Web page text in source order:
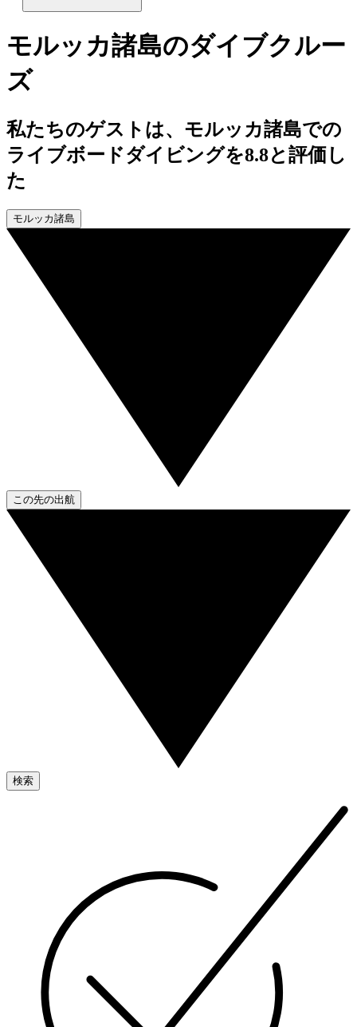
モルッカ諸島のダイブクルー
ズ
私たちのゲストは、モルッカ諸島での
ライブボードダイビングを8.8と評価し
た
モルッカ諸島
この先の出航
検索